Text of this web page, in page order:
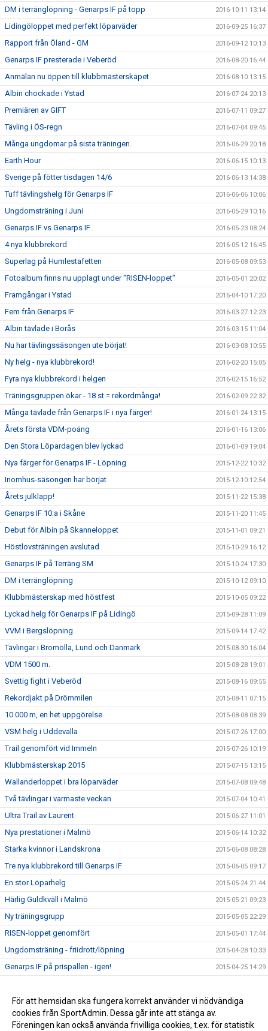
DM i terränglöpning - Genarps IF på topp 2016-10-11 13:14
Lidingöloppet med perfekt löparväder 2016-09-25 16:37
Rapport från Öland - GM 2016-09-12 10:13
Genarps IF presterade i Veberöd 2016-08-20 16:44
Anmälan nu öppen till klubbmästerskapet 2016-08-10 13:15
Albin chockade i Ystad 2016-07-24 20:13
Premiären av GIFT 2016-07-11 09:27
Tävling i ÖS-regn 2016-07-04 09:45
Många ungdomar på sista träningen. 2016-06-29 20:18
Earth Hour 2016-06-15 10:13
Sverige på fötter tisdagen 14/6 2016-06-13 14:38
Tuff tävlingshelg för Genarps IF 2016-06-06 10:06
Ungdomsträning i Juni 2016-05-29 10:16
Genarps IF vs Genarps IF 2016-05-23 08:24
4 nya klubbrekord 2016-05-12 16:45
Superlag på Humlestafetten 2016-05-08 09:53
Fotoalbum finns nu upplagt under "RISEN-loppet" 2016-05-01 20:02
Framgångar i Ystad 2016-04-10 17:20
Fem från Genarps IF 2016-03-27 12:23
Albin tävlade i Borås 2016-03-15 11:04
Nu har tävlingssäsongen ute börjat! 2016-03-08 10:55
Ny helg - nya klubbrekord! 2016-02-20 15:05
Fyra nya klubbrekord i helgen 2016-02-15 16:52
Träningsgruppen ökar - 18 st = rekordmånga! 2016-02-09 22:32
Många tävlade från Genarps IF i nya färger! 2016-01-24 13:15
Årets första VDM-poäng 2016-01-16 13:06
Den Stora Löpardagen blev lyckad 2016-01-09 19:04
Nya färger för Genarps IF - Löpning 2015-12-22 10:32
Inomhus-säsongen har börjat 2015-12-10 12:54
Årets julklapp! 2015-11-22 15:38
Genarps IF 10:a i Skåne 2015-11-20 11:45
Debut för Albin på Skanneloppet 2015-11-01 09:21
Höstlovsträningen avslutad 2015-10-29 16:12
Genarps IF på Terräng SM 2015-10-24 17:30
DM i terränglöpning 2015-10-12 09:10
Klubbmästerskap med höstfest 2015-10-05 09:22
Lyckad helg för Genarps IF på Lidingö 2015-09-28 11:09
VVM i Bergslöpning 2015-09-14 17:42
Tävlingar i Bromölla, Lund och Danmark 2015-08-30 16:04
VDM 1500 m. 2015-08-28 19:01
Svettig fight i Veberöd 2015-08-16 09:55
Rekordjakt på Drömmilen 2015-08-11 07:15
10 000 m, en het uppgörelse 2015-08-08 08:39
VSM helg i Uddevalla 2015-07-26 17:00
Trail genomfört vid Immeln 2015-07-26 10:19
Klubbmästerskap 2015 2015-07-15 13:15
Wallanderloppet i bra löparväder 2015-07-08 09:48
Två tävlingar i varmaste veckan 2015-07-04 10:41
Ultra Trail av Laurent 2015-06-27 11:01
Nya prestationer i Malmö 2015-06-14 10:32
Starka kvinnor i Landskrona 2015-06-08 08:28
Tre nya klubbrekord till Genarps IF 2015-06-05 09:17
En stor Löparhelg 2015-05-24 21:44
Härlig Guldkväll i Malmö 2015-05-21 09:23
Ny träningsgrupp 2015-05-05 22:29
RISEN-loppet genomfört 2015-05-01 17:44
Ungdomsträning - friidrott/löpning 2015-04-28 10:33
Genarps IF på prispallen - igen! 2015-04-25 14:29
Det haglade i Ystad! 2015-04-12 15:54
Extra träning! 2015-04-06 11:40
För att hemsidan ska fungera korrekt använder vi nödvändiga
cookies från SportAdmin. Dessa går inte att stänga av.
Föreningen kan också använda frivilliga cookies, t.ex. för statistik